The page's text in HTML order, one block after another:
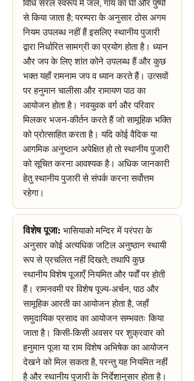
विधि सरल स्वरूप में जल, गाय का घी और पुष्पों
से किया जाता है; परम्परा के अनुसार ठोस अगम
नियम उपलब्ध नहीं हैं इसलिए स्थानीय पुजारी
द्वारा निर्धारित सामग्री का प्रयोग होता है। ध्यान
और जप के लिए शांत कोने उपलब्ध हैं और कुछ
भक्त यहाँ रामनाम जप व ध्यान करते हैं। उत्सवों
पर हनुमान चालीसा और रामायण पाठ का
आयोजन होता है। नवयुवक वर्ग और परिवार
मिलकर भजन-कीर्तन करते हैं जो सामूहिक भक्ति
को प्रोत्साहित करता है। यदि कोई वैदिक या
आगमिक अनुष्ठान अपेक्षित हो तो स्थानीय पुजारी
को सूचित करना आवश्यक है। अधिक जानकारी
हेतु स्थानीय पुजारी से संपर्क करना सर्वोत्तम
रहेगा।
विशेष पूजा: भासियाको मन्दिर में परंपरा के
अनुसार कोई अत्यधिक जटिल अनुष्ठान स्थायी
रूप से प्रचलित नहीं दिखते; तथापि कुछ
स्थानीय विशेष पूजाएँ नियमित और पर्वों पर होती
हैं। रामनवमी पर विशेष पूज्य-अर्चन, पाठ और
सामूहिक आरती का आयोजन होता है, जहाँ
समुदायिक प्रसाद का आयोजन सम्भवतः किया
जाता है। किसी-किसी अवसर पर शुक्रवार को
हनुमान पूजा या राम विशेष अभिषेक का आयोजन
देखने को मिल सकता है, परन्तु यह नियमित नहीं
है और स्थानीय पुजारी के निर्देशानुसार होता है।